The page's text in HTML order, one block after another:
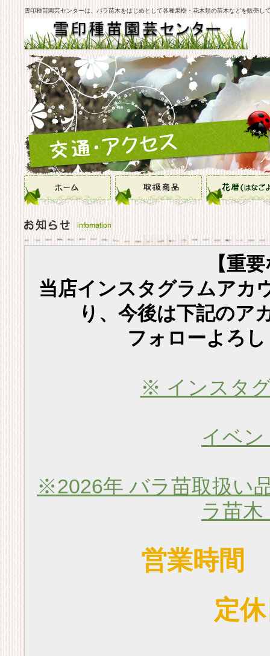
雪印種苗園芸センターは、バラ苗木をはじめとして各種果樹・花木類の苗木などを販売し
【重
当店インスタグラムアカ
り、今後は下記のア
フォローよろ
※ インスタ
イベ
※2026年 バラ苗取扱い
ラ苗
営業時間
定